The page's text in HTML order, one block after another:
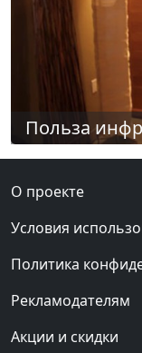
Польза
О проекте
Условия
Политика
Рекламодателям
Акции и скидки